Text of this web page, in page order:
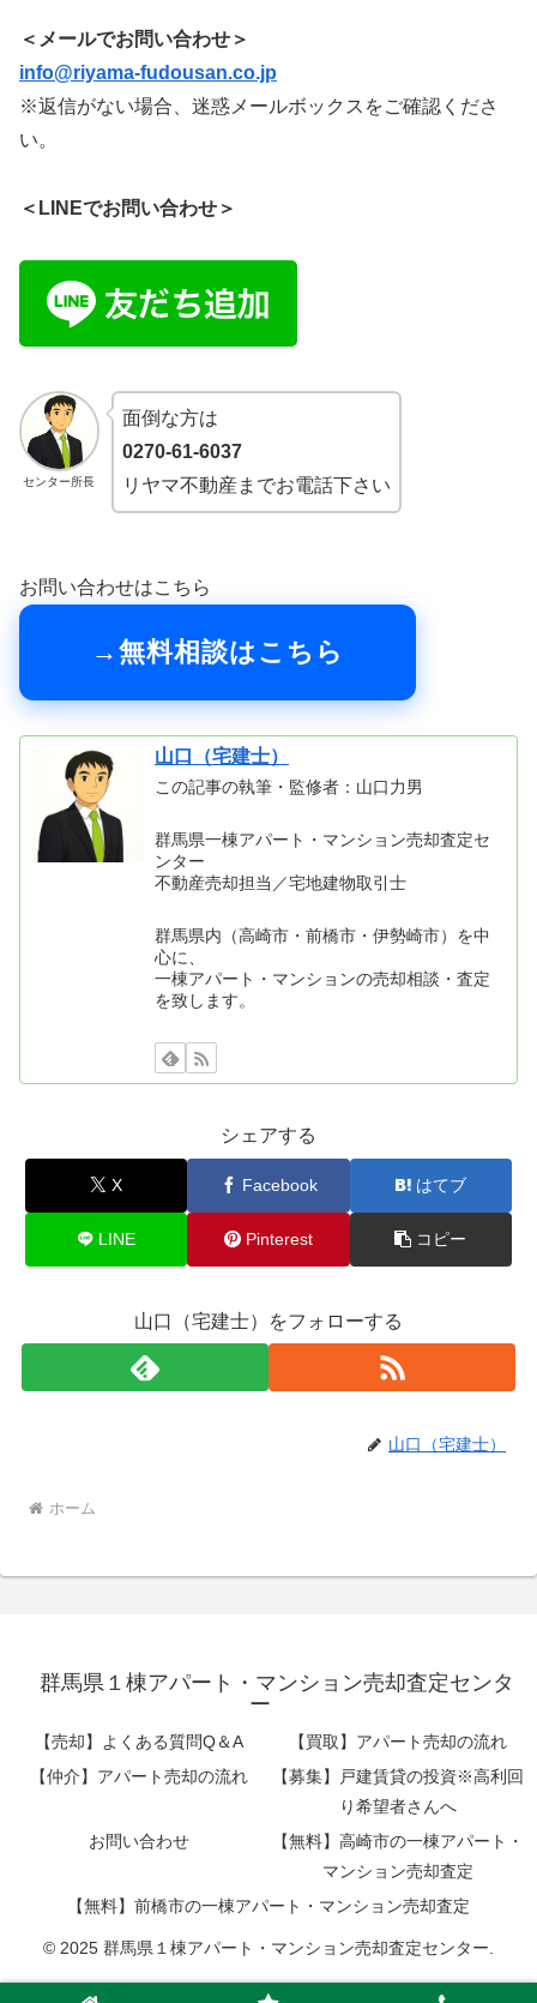
る
画
面
面
面
＜メールでお問い合わせ＞
info@riyama-fudousan.co.jp
※返信がない場合、迷惑メールボックスをご確認くださ
い。
＜LINEでお問い合わせ＞
センター所長
面倒な方は
0270-61-6037
リヤマ不動産までお電話下さい
お問い合わせはこちら
→無料相談はこちら
山口（宅建士）
この記事の執筆・監修者：山口力男
群馬県一棟アパート・マンション売却査定セ
ンター
不動産売却担当／宅地建物取引士
群馬県内（高崎市・前橋市・伊勢崎市）を中
心に、
一棟アパート・マンションの売却相談・査定
を致します。
シェアする
X Facebook はてブ
LINE Pinterest コピー
山口（宅建士）をフォローする
山口（宅建士）
ホーム
群馬県１棟アパート・マンション売却査定センタ
ー
【売却】よくある質問Q＆A
【買取】アパート売却の流れ
【仲介】アパート売却の流れ
【募集】戸建賃貸の投資※高利回
り希望者さんへ
お問い合わせ
【無料】高崎市の一棟アパート・
マンション売却査定
【無料】前橋市の一棟アパート・マンション売却査定
© 2025 群馬県１棟アパート・マンション売却査定センター.